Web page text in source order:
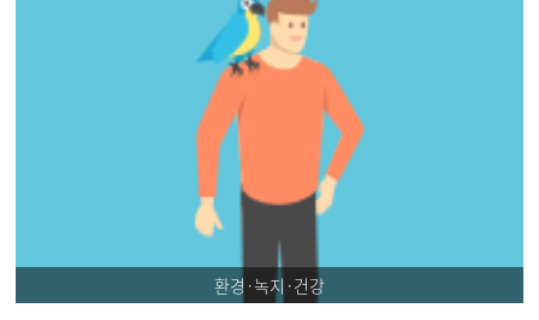
다니다가 분실의 위험이 큽니다. 벌써 어린이집 측에서도 2~3명 정도의
분실이 일어나서 재 구매를 했다고 합니다. 본의 아니게 저의 막내 아이
도 카드를 들고 다니다 분실을 하게 되었습니다. 재구매 비용은 5000원,
전 왜 이런 시스템을 도입했는지 이해가 잘 가지 않습니다. 지문인식이
나 홍채 인식으로 얼마든지 아이가 어린이집에 잘 등원을 했는지 확인
할수 있고. 전자 출결 카드가 누구를 위해 도입된 시스템인지도 모르겠
습니다. 우리 아이들이 다니는 어린이집은 차량운행도 하지 않습니다.
학부모나 그외에 돌봐주시는 돌봄 선생님이나 조부모가 직접 선생님께
아이를 맡기고 있는데 말이죠.. 원장님께서도 이 카드를 왜 도입했는지
만들어 주신 전자 출결 카드인가요? 전자 출결 카드는 어린이집에서도환경·녹지·건강